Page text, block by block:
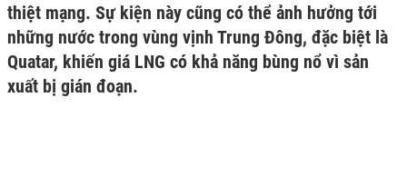
thiệt mạng. Sự kiện này cũng có thể ảnh hưởng tới
những nước trong vùng vịnh Trung Đông, đặc biệt là
Quatar, khiến giá LNG có khả năng bùng nổ vì sản
xuất bị gián đoạn.